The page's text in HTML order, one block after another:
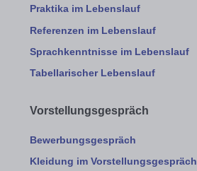
Praktika im Lebenslauf
Referenzen im Lebenslauf
Sprachkenntnisse im Lebenslauf
Tabellarischer Lebenslauf
Vorstellungsgespräch
Bewerbungsgespräch
Kleidung im Vorstellungsgespräch